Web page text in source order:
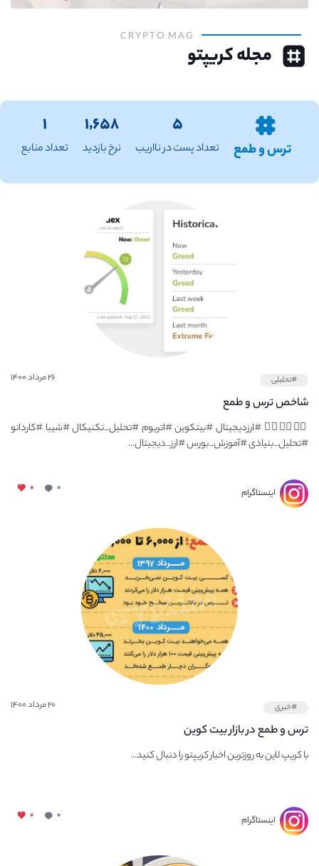
CRYPTO MAG
مجله کریپتو
ترس و طمع
۵
تعداد پست در نااریب
۱,۶۵۸
نرخ بازدید
۱
تعداد منابع
#تحلیلی ۲۶ مرداد ۱۴۰۰
شاخص ترس و طمع
👇🏻👇🏻👇🏻 #ارزدیجیتال #بیتکوین #اتریوم #تحلیل_تکنیکال #شیبا #کاردانو
#تحلیل_بنیادی #آموزش_بورس #ارز_دیجیتال...
اینستاگرام ۰ ۰
#خبری ۲۰ مرداد ۱۴۰۰
ترس و طمع در بازار بیت کوین
با کریپ لاین به روزترین اخبار کریپتو را دنبال کنید...
اینستاگرام ۰ ۰